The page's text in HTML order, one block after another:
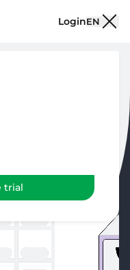
trial
LoginEN
自己的工作充满信心，并
应链上下游的流程而深感